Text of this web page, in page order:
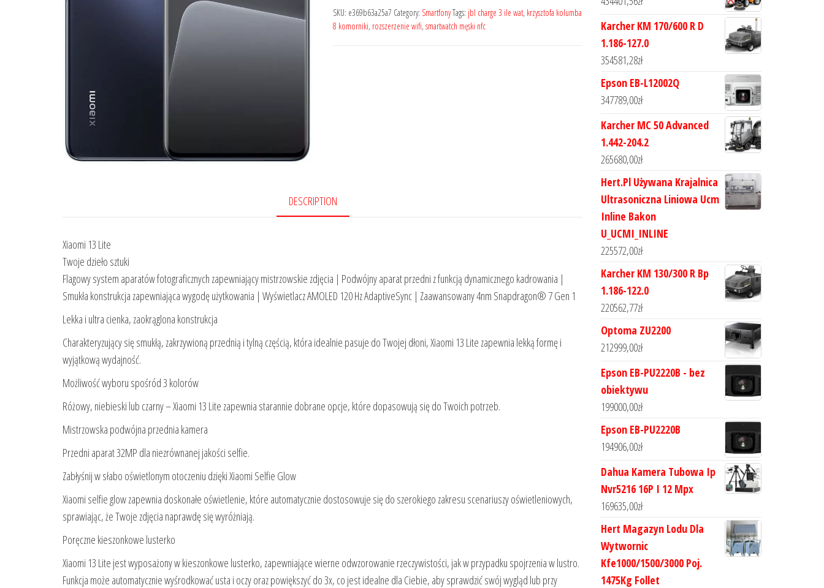
SKU: e369b63a25a7 Category: SmartfonyTags: jbl charge 3 ile wat, krzysztofa kolumba
8 komorniki, rozszerzenie wifi, smartwatch męski nfc
DESCRIPTION
Xiaomi 13 Lite
Twoje dzieło sztuki
Flagowy system aparatów fotograficznych zapewniający mistrzowskie zdjęcia | Podwójny aparat przedni z funkcją dynamicznego kadrowania |
Smukła konstrukcja zapewniająca wygodę użytkowania | Wyświetlacz AMOLED 120 Hz AdaptiveSync | Zaawansowany 4nm Snapdragon® 7 Gen 1
Lekka i ultra cienka, zaokrąglona konstrukcja
Charakteryzujący się smukłą, zakrzywioną przednią i tylną częścią, która idealnie pasuje do Twojej dłoni, Xiaomi 13 Lite zapewnia lekką formę i
wyjątkową wydajność.
Możliwość wyboru spośród 3 kolorów
Różowy, niebieski lub czarny – Xiaomi 13 Lite zapewnia starannie dobrane opcje, które dopasowują się do Twoich potrzeb.
Mistrzowska podwójna przednia kamera
Przedni aparat 32MP dla niezrównanej jakości selfie.
Zabłyśnij w słabo oświetlonym otoczeniu dzięki Xiaomi Selfie Glow
Xiaomi selfie glow zapewnia doskonałe oświetlenie, które automatycznie dostosowuje się do szerokiego zakresu scenariuszy oświetleniowych,
sprawiając, że Twoje zdjęcia naprawdę się wyróżniają.
Poręczne kieszonkowe lusterko
Xiaomi 13 Lite jest wyposażony w kieszonkowe lusterko, zapewniające wierne odwzorowanie rzeczywistości, jak w przypadku spojrzenia w lustro.
Funkcja może automatycznie wyśrodkować usta i oczy oraz powiększyć do 3x, co jest idealne dla Ciebie, aby sprawdzić swój wygląd lub przy
Karcher KM 170/600 R D
1.186-127.0
354581,28zł
Epson EB-L12002Q
347789,00zł
Karcher MC 50 Advanced
1.442-204.2
265680,00zł
Hert.Pl Używana Krajalnica
Ultrasoniczna Liniowa Ucm
Inline Bakon
U_UCMI_INLINE
225572,00zł
Karcher KM 130/300 R Bp
1.186-122.0
220562,77zł
Optoma ZU2200
212999,00zł
Epson EB-PU2220B - bez
obiektywu
199000,00zł
Epson EB-PU2220B
194906,00zł
Dahua Kamera Tubowa Ip
Nvr5216 16P I 12 Mpx
169635,00zł
Hert Magazyn Lodu Dla
Wytwornic
Kfe1000/1500/3000 Poj.
1475Kg Follet